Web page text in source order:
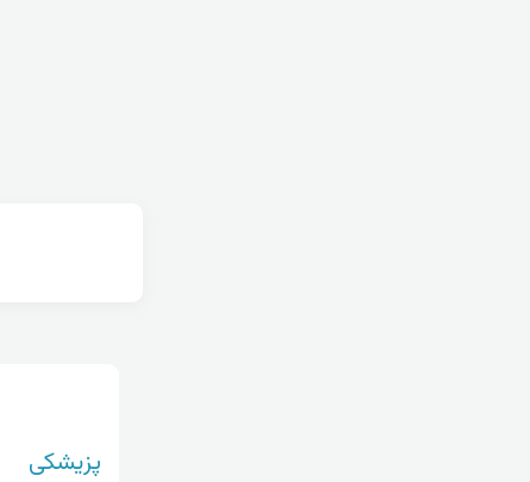
پزیشکی